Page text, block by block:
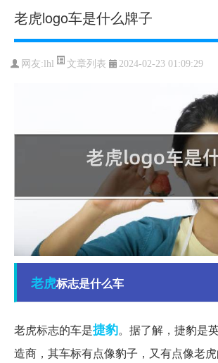
老虎logo车是什么牌子
网友: lhl 文章列表 2024-02-23 01:09:29
老虎标志是什么车
老虎标志的车是捷豹。据了解，捷豹是
造商，其车标有点像豹子，又有点像老